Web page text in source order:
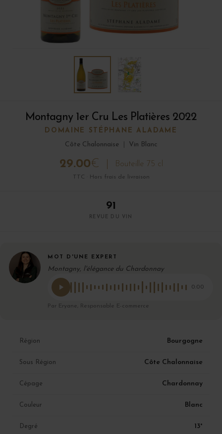
Montagny 1er Cru Les Platières 2022
DOMAINE STÉPHANE ALADAME
Côte Chalonnaise
Vin Blanc
29.00€ Bouteille 75 cl
TTC · Hors frais de livraison
91
REVUE DU VIN
MOT D'UNE EXPERT
Montagny, l'élégance du Chardonnay
0:00
Par Eryane, Responsable E-commerce
Région Bourgogne
Sous Région Côte Chalonnaise
Cépage Chardonnay
Couleur Blanc
Degré 13°